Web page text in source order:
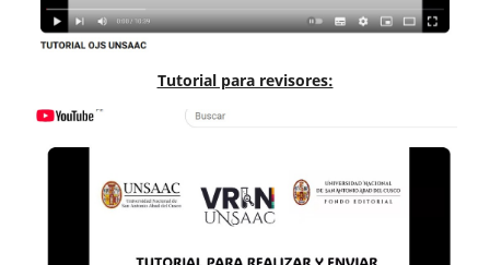
Tutorial para revisores: